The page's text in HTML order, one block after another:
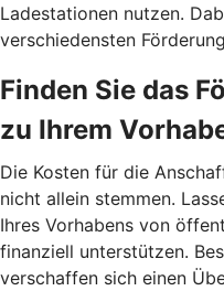
Ladestationen nutzen.
verschiedensten
Finden Sie das
zu Ihrem
Die Kosten für die
nicht allein stemmen.
Ihres Vorhabens von
finanziell unterstützen.
verschaffen sich einen